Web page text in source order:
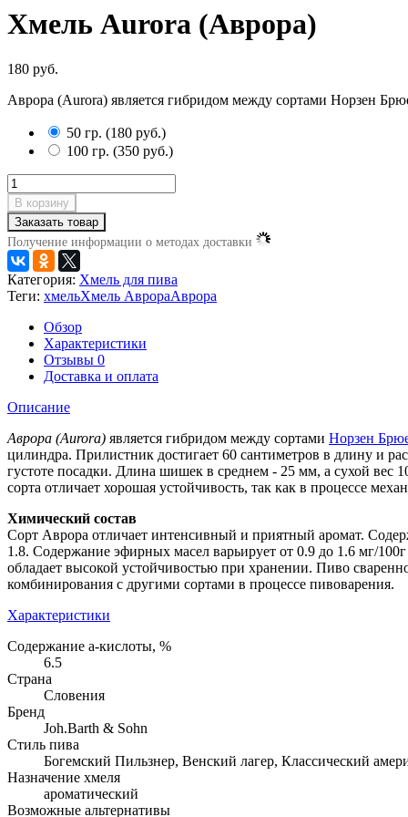
Хмель Aurora (Аврора)
180 руб.
Аврора (Aurora) является гибридом между сортами Норзен
50 гр. (180 руб.)
100 гр. (350 руб.)
В корзину
Заказать товар
Получение информации о методах доставки
Категория: Хмель для пива
Теги: хмельХмель АврораАврора
Обзор
Характеристики
Отзывы 0
Доставка и оплата
Описание
Аврора (Aurora) является гибридом между сортами Норзен
цилиндра. Прилистник достигает 60 сантиметров в длину и
густоте посадки. Длина шишек в среднем - 25 мм, а сухой вес
сорта отличает хорошая устойчивость, так как в процессе
Химический состав
Сорт Аврора отличает интенсивный и приятный аромат.
1.8. Содержание эфирных масел варьирует от 0.9 до 1.6 мг/
обладает высокой устойчивостью при хранении. Пиво
комбинирования с другими сортами в процессе пивоварения.
Характеристики
Содержание а-кислоты, %
6.5
Страна
Словения
Бренд
Joh.Barth & Sohn
Стиль пива
Богемский Пильзнер, Венский лагер, Классический
Назначение хмеля
ароматический
Возможные альтернативы